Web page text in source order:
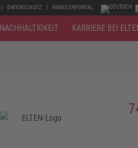
DATENSCHUTZ HÄNDLERPORTAL
NACHHALTIGKEIT KARRIERE BEI